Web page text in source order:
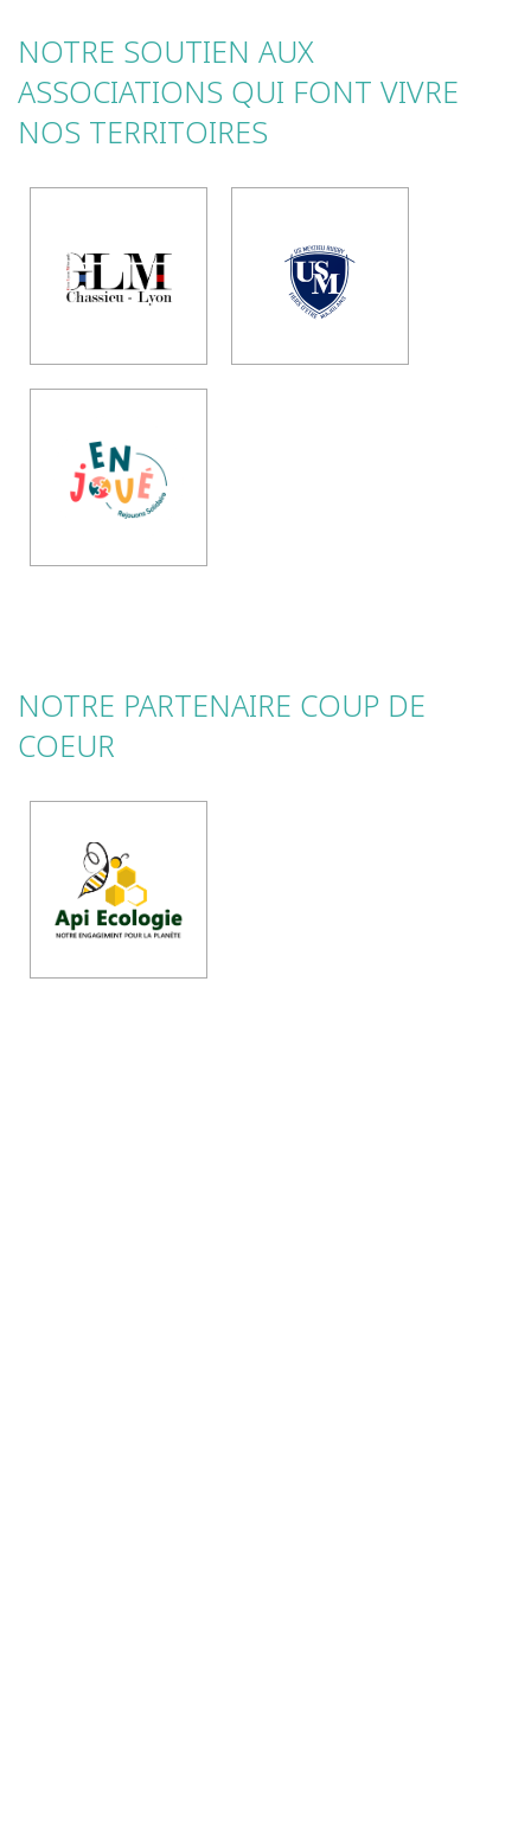
NOTRE SOUTIEN AUX
ASSOCIATIONS QUI FONT VIVRE
NOS TERRITOIRES
NOTRE PARTENAIRE COUP DE
COEUR